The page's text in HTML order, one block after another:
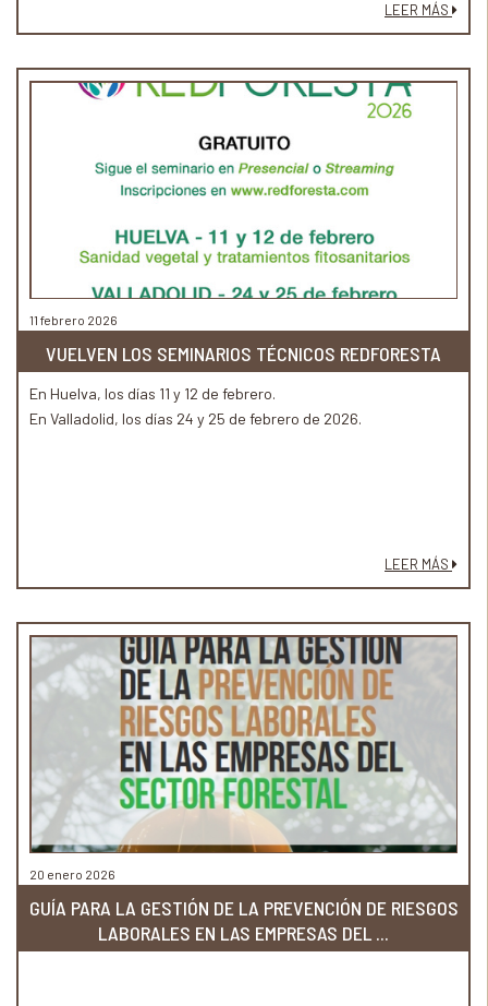
LEER MÁS
11 febrero 2026
VUELVEN LOS SEMINARIOS TÉCNICOS REDFORESTA
En Huelva, los días 11 y 12 de febrero.
En Valladolid, los días 24 y 25 de febrero de 2026.
LEER MÁS
20 enero 2026
GUÍA PARA LA GESTIÓN DE LA PREVENCIÓN DE RIESGOS
LABORALES EN LAS EMPRESAS DEL ...